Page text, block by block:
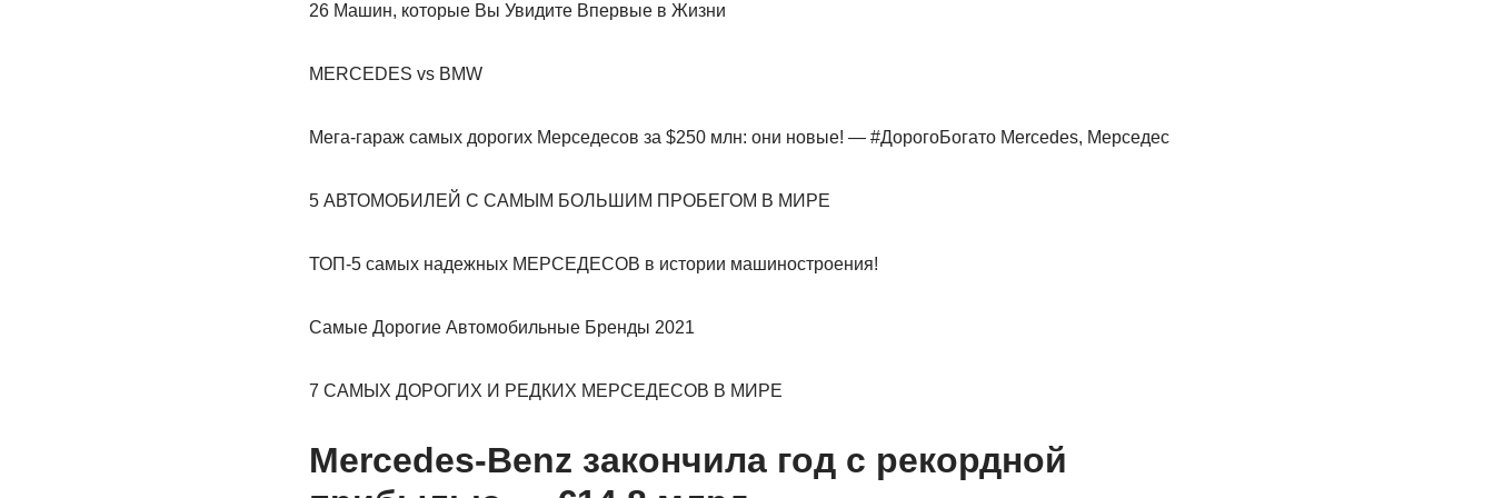
26 Машин, которые Вы Увидите Впервые в Жизни
MERCEDES vs BMW
Мега-гараж самых дорогих Мерседесов за $250 млн: они новые! — #ДорогоБогато Mercedes, Мерседес
5 АВТОМОБИЛЕЙ С САМЫМ БОЛЬШИМ ПРОБЕГОМ В МИРЕ
ТОП-5 самых надежных МЕРСЕДЕСОВ в истории машиностроения!
Самые Дорогие Автомобильные Бренды 2021
7 САМЫХ ДОРОГИХ И РЕДКИХ МЕРСЕДЕСОВ В МИРЕ
Mercedes-Benz закончила год с рекордной